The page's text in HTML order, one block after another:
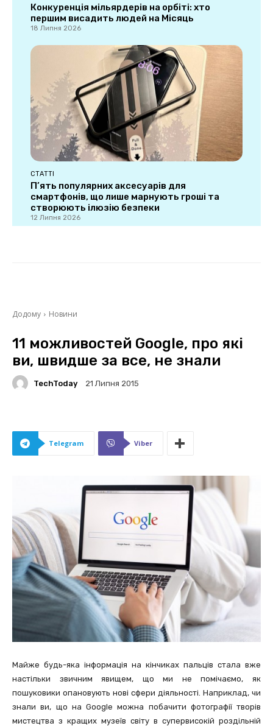
Конкуренція мільярдерів на орбіті: хто
першим висадить людей на Місяць
18 Липня 2026
СТАТТІ
П’ять популярних аксесуарів для
смартфонів, що лише марнують гроші та
створюють ілюзію безпеки
12 Липня 2026